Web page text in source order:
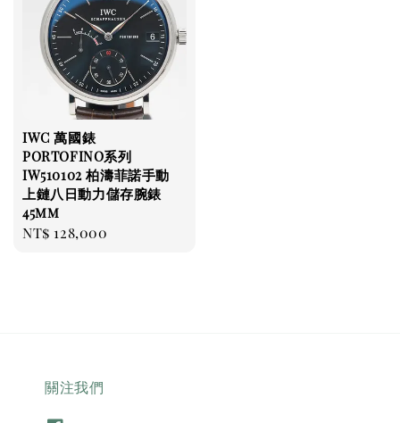
IWC 萬國錶
PORTOFINO系列
IW510102 柏濤菲諾手動
上鏈八日動力儲存腕錶
45mm
Regular
NT$ 128,000
關注我們